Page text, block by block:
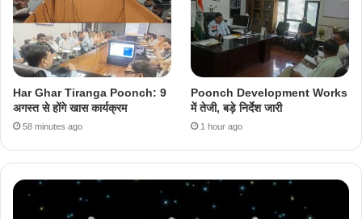
Har Ghar Tiranga Poonch: 9
अगस्त से होंगे खास कार्यक्रम
58 minutes ago
Poonch Development Works
में तेजी, बड़े निर्देश जारी
1 hour ago